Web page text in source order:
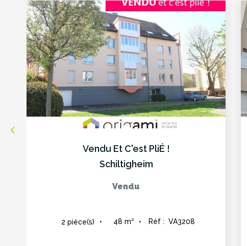
Vendu Et C'est PliÉ !
Schiltigheim
Vendu
2 pièce(s) 48 m² Réf : VA3208